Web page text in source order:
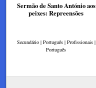
Sermão de Santo António aos
peixes: Repreensões
Secundário | Português | Profissionais |
Português